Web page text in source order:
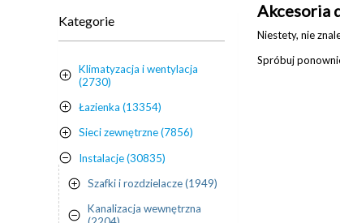
Kategorie
Klimatyzacja i wentylacja
(2730)
Łazienka (13354)
Sieci zewnętrzne (7856)
Instalacje (30835)
Szafki i rozdzielacze (1949)
Kanalizacja wewnętrzna
Akcesoria
Niestety, nie
Spróbuj